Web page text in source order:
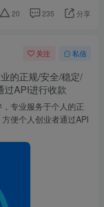
20 235 分享
关注 私信
的正规/安全/稳定/
过API进行收款
专业服务于个人的正
便个人创业者通过API